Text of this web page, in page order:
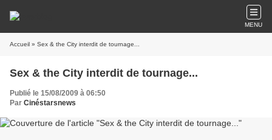
MENU
Accueil » Sex & the City interdit de tournage...
Sex & the City interdit de tournage...
Publié le 15/08/2009 à 06:50
Par Cinéstarsnews